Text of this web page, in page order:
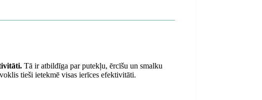
Tā ir atbildīga par putekļu, ērcīšu un smalku
tieši ietekmē visas ierīces efektivitāti.